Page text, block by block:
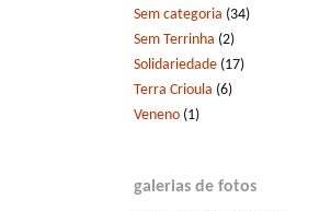
Sem categoria (34)
Sem Terrinha (2)
Solidariedade (17)
Terra Crioula (6)
Veneno (1)
galerias de fotos